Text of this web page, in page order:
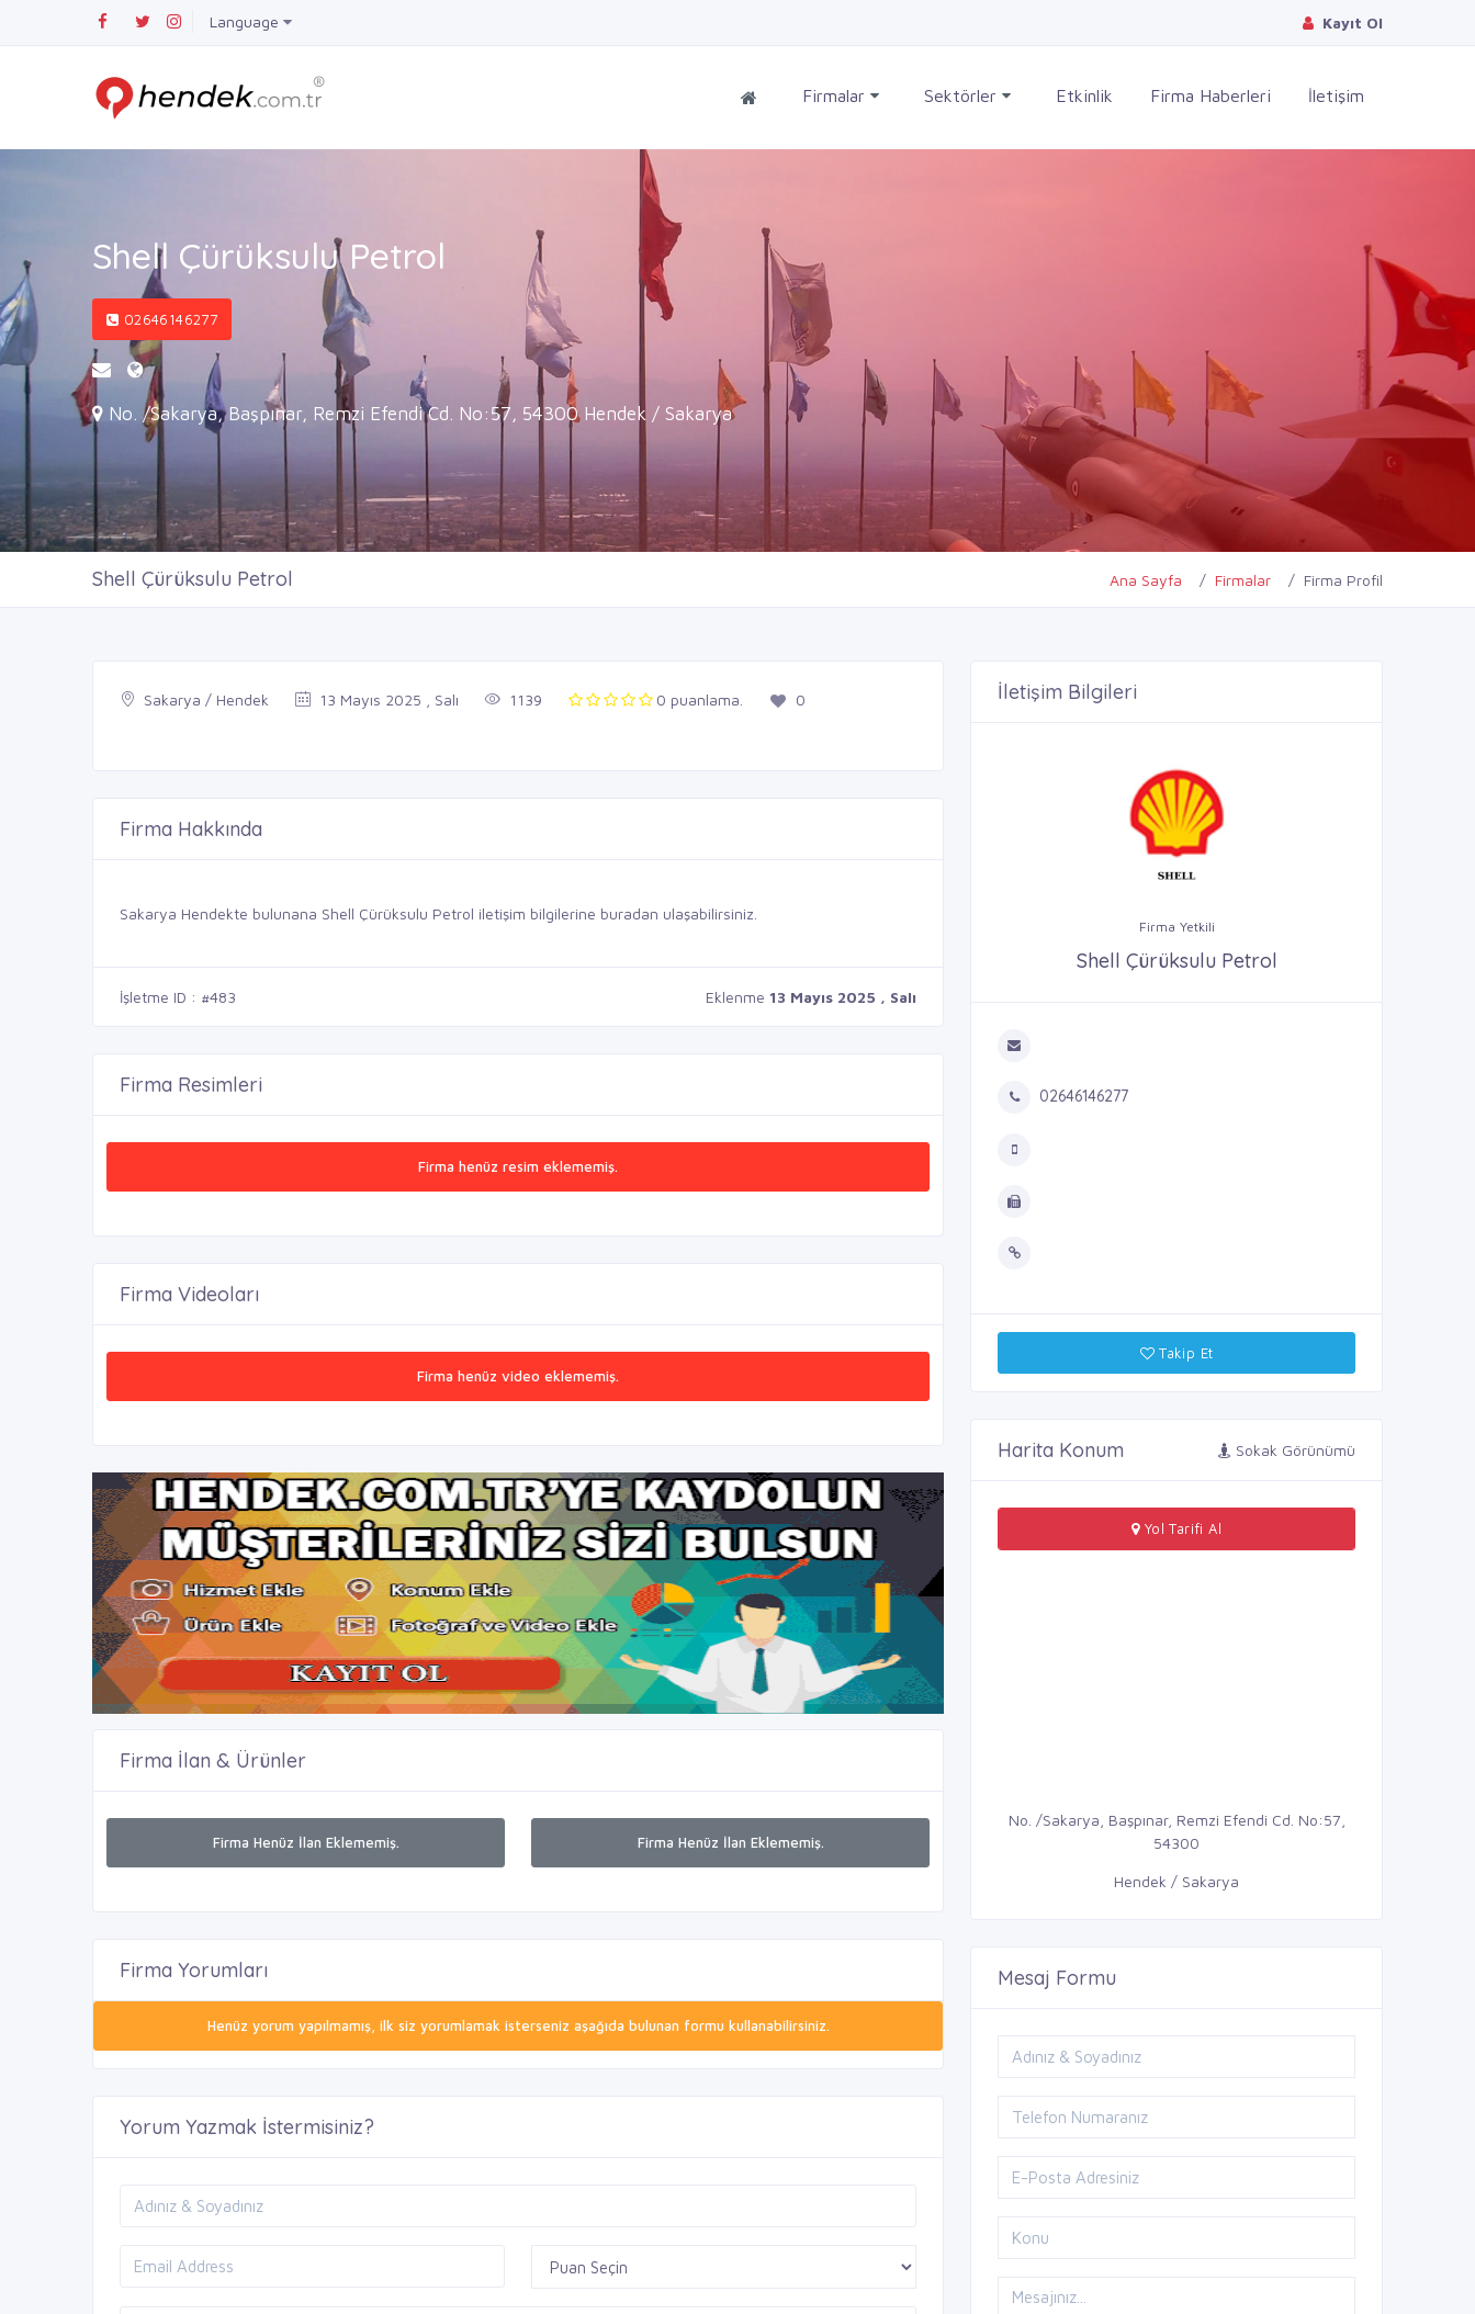
Language Kayıt Ol
Firmalar Sektörler Etkinlik Firma Haberleri İletişim
Shell Çürüksulu Petrol
02646146277
No. /Sakarya, Başpınar, Remzi Efendi Cd. No:57, 54300 Hendek / Sakarya
Shell Çürüksulu Petrol Ana Sayfa Firmalar Firma Profil
Sakarya / Hendek 13 Mayıs 2025 , Salı 1139 0 puanlama. 0
Firma Hakkında
Sakarya Hendekte bulunana Shell Çürüksulu Petrol iletişim bilgilerine buradan ulaşabilirsiniz.
İşletme ID : #483 Eklenme 13 Mayıs 2025 , Salı
Firma Resimleri
Firma henüz resim eklememiş.
Firma Videoları
Firma henüz video eklememiş.
Firma İlan & Ürünler
Firma Henüz İlan Eklememiş. Firma Henüz İlan Eklememiş.
Firma Yorumları
Henüz yorum yapılmamış, ilk siz yorumlamak isterseniz aşağıda bulunan formu kullanabilirsiniz.
Yorum Yazmak İstermisiniz?
İletişim Bilgileri
Firma Yetkili
Shell Çürüksulu Petrol
02646146277
Takip Et
Harita Konum Sokak Görünümü
Yol Tarifi Al
No. /Sakarya, Başpınar, Remzi Efendi Cd. No:57,
54300
Hendek / Sakarya
Mesaj Formu